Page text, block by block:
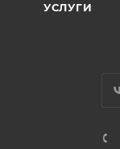
2 кольцо: 1,2 мм
Аналоги
Аналоги
УСЛУГИ